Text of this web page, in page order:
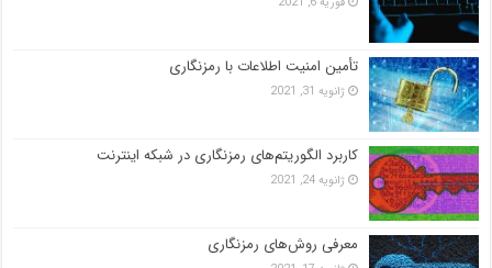
تأمین امنیت اطلاعات با رمزنگاری
ژانویه 31, 2021
کاربرد الگوریتم‌های رمزنگاری در شبکه اینترنت
ژانویه 24, 2021
معرفی روش‌های رمزنگاری